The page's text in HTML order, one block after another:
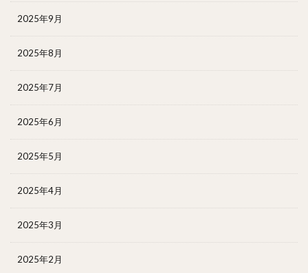
2025年9月
2025年8月
2025年7月
2025年6月
2025年5月
2025年4月
2025年3月
2025年2月